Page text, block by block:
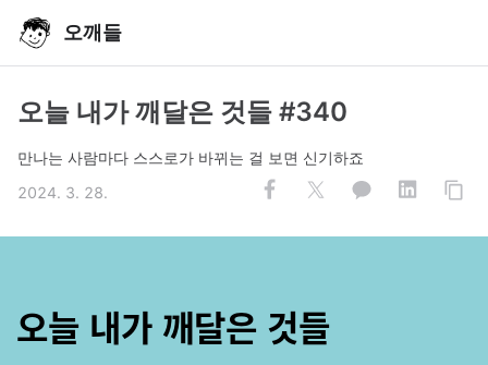
오깨들
오늘 내가 깨달은 것들 #340
만나는 사람마다 스스로가 바뀌는 걸 보면 신기하죠
2024. 3. 28.
오늘 내가 깨달은 것들